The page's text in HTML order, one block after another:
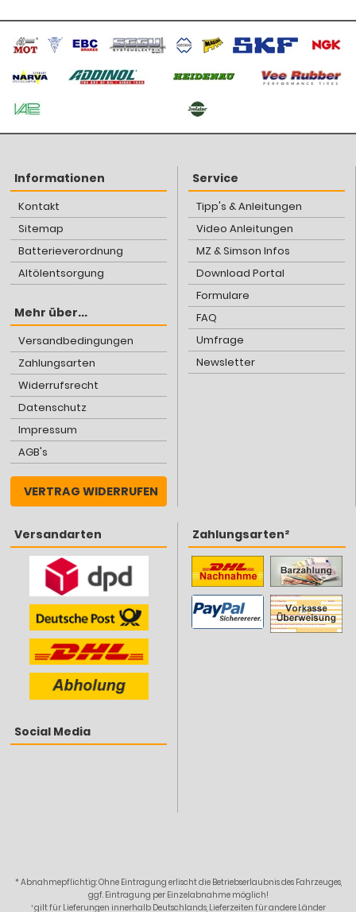
Informationen
Kontakt
Sitemap
Batterieverordnung
Altölentsorgung
Mehr über...
Versandbedingungen
Zahlungsarten
Widerrufsrecht
Datenschutz
Impressum
AGB's
VERTRAG WIDERRUFEN
Service
Tipp's & Anleitungen
Video Anleitungen
MZ & Simson Infos
Download Portal
Formulare
FAQ
Umfrage
Newsletter
Versandarten
Social Media
Zahlungsarten²
* Abnahmepflichtig: Ohne Eintragung erlischt die Betriebserlaubnis des Fahrzeuges,
ggf. Eintragung per Einzelabnahme möglich!
¹ gilt für Lieferungen innerhalb Deutschlands, Lieferzeiten für andere Länder